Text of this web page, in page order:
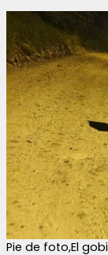
Pie de foto,El